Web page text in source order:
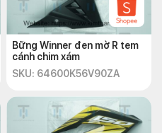
Bững Winner đen mờ R tem
cánh chim xám
SKU: 64600K56V90ZA